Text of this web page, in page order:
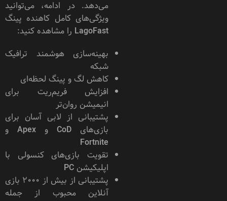
می‌دهد. در ادامه، می‌توانید
ویژگی‌های کامل کاهنده پینگ
LagoFast را مشاهده کنید:
بهینه‌سازی هوشمند ترافیک
شبکه
کاهش لگ و پینگ لحظه‌ای
افزایش فریم‌ریت برای
انیمیشن روان‌تر
پشتیبانی از لابی آسان برای
بازی‌های CoD و Apex و
Fortnite
تقویت بازی‌های کنسولی با
اپلیکیشن PC
پشتیبانی از بیش از ۲۰۰۰ بازی
آنلاین محبوب از جمله